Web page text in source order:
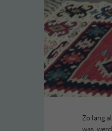
Zo lang
was,